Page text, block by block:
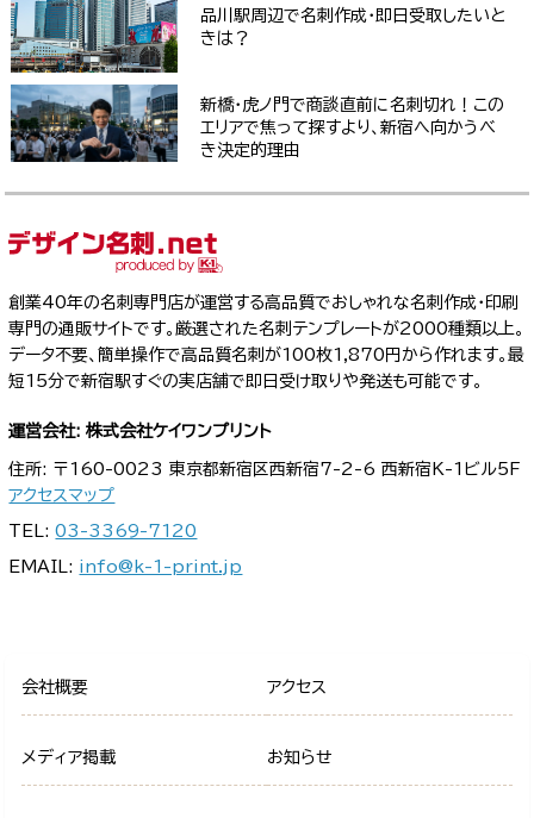
品川駅周辺で名刺作成・即日受取したいと
きは？
新橋・虎ノ門で商談直前に名刺切れ！この
エリアで焦って探すより、新宿へ向かうべ
き決定的理由
創業40年の名刺専門店が運営する高品質でおしゃれな名刺作成・印刷
専門の通販サイトです。厳選された名刺テンプレートが2000種類以上。
データ不要、簡単操作で高品質名刺が100枚1,870円から作れます。最
短15分で新宿駅すぐの実店舗で即日受け取りや発送も可能です。
運営会社: 株式会社ケイワンプリント
住所: 〒160-0023 東京都新宿区西新宿7-2-6 西新宿K-1ビル5F
アクセスマップ
TEL:03-3369-7120
EMAIL: info@k-1-print.jp
会社概要 アクセス
メディア掲載 お知らせ